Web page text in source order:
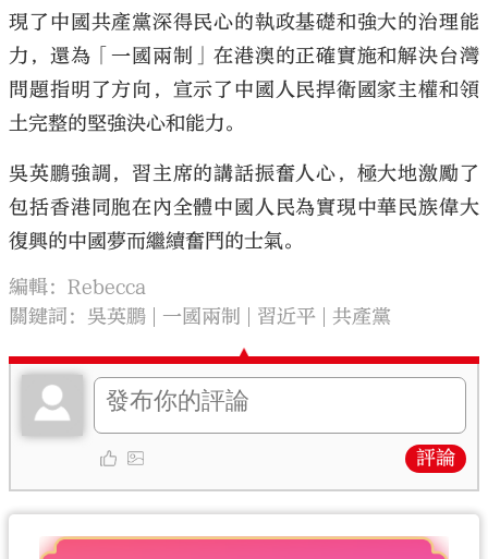
現了中國共產黨深得民心的執政基礎和強大的治理能
力，還為「一國兩制」在港澳的正確實施和解決台灣
問題指明了方向，宣示了中國人民捍衛國家主權和領
土完整的堅強決心和能力。
吳英鵬強調，習主席的講話振奮人心，極大地激勵了
包括香港同胞在內全體中國人民為實現中華民族偉大
復興的中國夢而繼續奮鬥的士氣。
編輯：Rebecca
關鍵詞： 吳英鵬 一國兩制 習近平 共產黨
評論